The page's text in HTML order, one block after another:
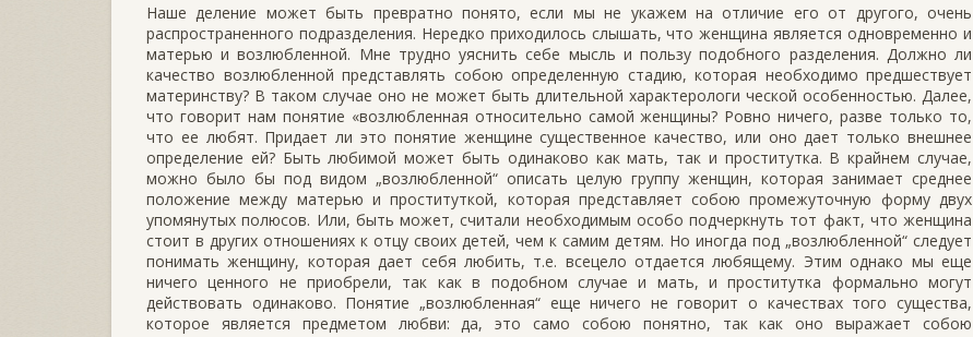
Наше деление может быть превратно понято, если мы не укажем на отличие его от другого, очень
распространенного подразделения. Нередко приходилось слышать, что женщина является одновременно и
матерью и возлюбленной. Мне трудно уяснить себе мысль и пользу подобного разделения. Должно ли
качество возлюбленной представлять собою определенную стадию, которая необходимо предшествует
материнству? В таком случае оно не может быть длительной характерологи ческой особенностью. Далее,
что говорит нам понятие «возлюбленная относительно самой женщины? Ровно ничего, разве только то,
что ее любят. Придает ли это понятие женщине существенное качество, или оно дает только внешнее
определение ей? Быть любимой может быть одинаково как мать, так и проститутка. В крайнем случае,
можно было бы под видом „возлюбленной“ описать целую группу женщин, которая занимает среднее
положение между матерью и проституткой, которая представляет собою промежуточную форму двух
упомянутых полюсов. Или, быть может, считали необходимым особо подчеркнуть тот факт, что женщина
стоит в других отношениях к отцу своих детей, чем к самим детям. Но иногда под „возлюбленной“ следует
понимать женщину, которая дает себя любить, т.е. всецело отдается любящему. Этим однако мы еще
ничего ценного не приобрели, так как в подобном случае и мать, и проститутка формально могут
действовать одинаково. Понятие „возлюбленная“ еще ничего не говорит о качествах того существа,
которое является предметом любви: да, это само собою понятно, так как оно выражает собою